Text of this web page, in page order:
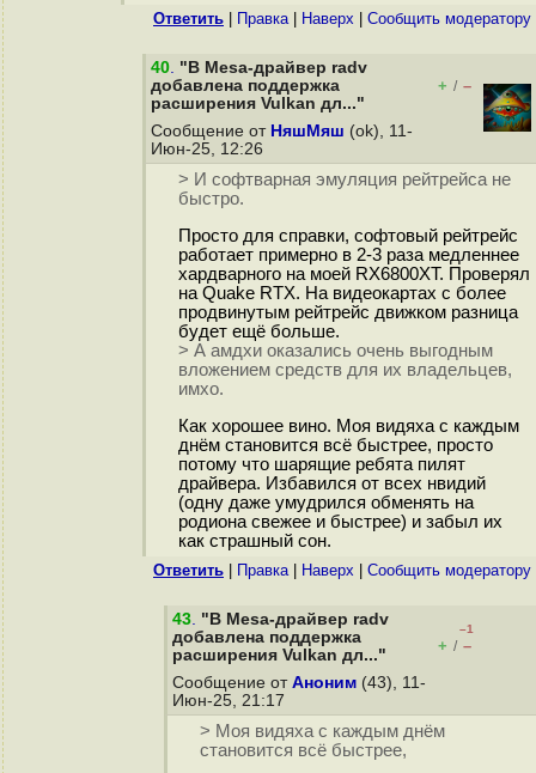
Ответить Правка| Наверх Cообщить модератору
40. "В Mesa-драйвер radv
добавлена поддержка
расширения Vulkan дл..."
+ / –
Сообщение от НяшМяш (ok), 11-
Июн-25, 12:26
> И софтварная эмуляция рейтрейса не
быстро.
Просто для справки, софтовый рейтрейс
работает примерно в 2-3 раза медленнее
хардварного на моей RX6800XT. Проверял
на Quake RTX. На видеокартах с более
продвинутым рейтрейс движком разница
будет ещё больше.
> А амдхи оказались очень выгодным
вложением средств для их владельцев,
имхо.
Как хорошее вино. Моя видяха с каждым
днём становится всё быстрее, просто
потому что шарящие ребята пилят
драйвера. Избавился от всех нвидий
(одну даже умудрился обменять на
родиона свежее и быстрее) и забыл их
как страшный сон.
Ответить Правка| Наверх Cообщить модератору
43. "В Mesa-драйвер radv
добавлена поддержка
расширения Vulkan дл..."
–1
+ / –
Сообщение от Аноним (43), 11-
Июн-25, 21:17
> Моя видяха с каждым днём
становится всё быстрее,